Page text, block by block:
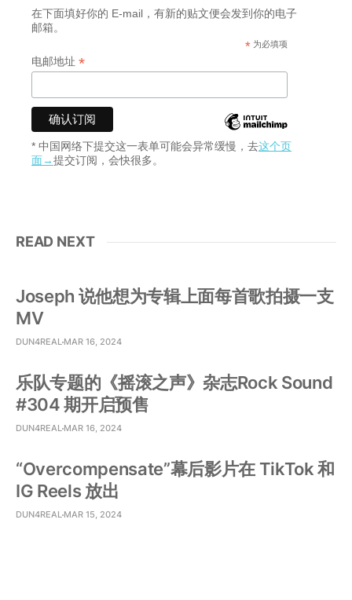
在下面填好你的 E-mail，有新的贴文便会发到你的电子
邮箱。
* 为必填项
电邮地址 *
* 中国网络下提交这一表单可能会异常缓慢，去这个页
面→提交订阅，会快很多。
READ NEXT
Joseph 说他想为专辑上面每首歌拍摄一支
MV
DUN4REAL MAR 16, 2024
乐队专题的《摇滚之声》杂志Rock Sound
#304 期开启预售
DUN4REAL MAR 16, 2024
“Overcompensate”幕后影片在 TikTok 和
IG Reels 放出
DUN4REAL MAR 15, 2024